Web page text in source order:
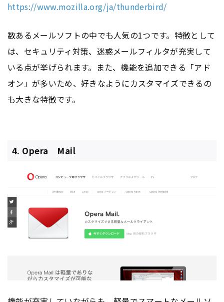
https://www.mozilla.org/ja/thunderbird/
数あるメールソフトの中でも人気の1つです。特徴として
は、セキュリティ対策、迷惑メールフィルタが充実して
いる点が挙げられます。また、機能を追加できる「アド
オン」が多いため、好きなようにカスタマイズできるの
も大きな特徴です。
4. Opera Mail